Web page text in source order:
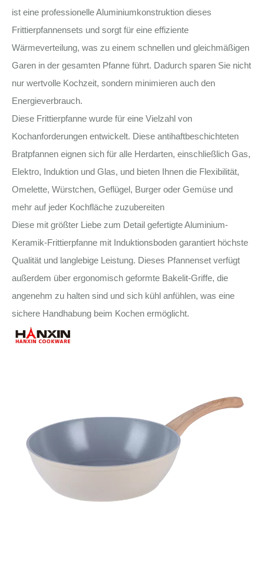
ist eine professionelle Aluminiumkonstruktion dieses
Frittierpfannensets und sorgt für eine effiziente
Wärmeverteilung, was zu einem schnellen und gleichmäßigen
Garen in der gesamten Pfanne führt. Dadurch sparen Sie nicht
nur wertvolle Kochzeit, sondern minimieren auch den
Energieverbrauch.
Diese Frittierpfanne wurde für eine Vielzahl von
Kochanforderungen entwickelt. Diese antihaftbeschichteten
Bratpfannen eignen sich für alle Herdarten, einschließlich Gas,
Elektro, Induktion und Glas, und bieten Ihnen die Flexibilität,
Omelette, Würstchen, Geflügel, Burger oder Gemüse und
mehr auf jeder Kochfläche zuzubereiten
Diese mit größter Liebe zum Detail gefertigte Aluminium-
Keramik-Frittierpfanne mit Induktionsboden garantiert höchste
Qualität und langlebige Leistung. Dieses Pfannenset verfügt
außerdem über ergonomisch geformte Bakelit-Griffe, die
angenehm zu halten sind und sich kühl anfühlen, was eine
sichere Handhabung beim Kochen ermöglicht.